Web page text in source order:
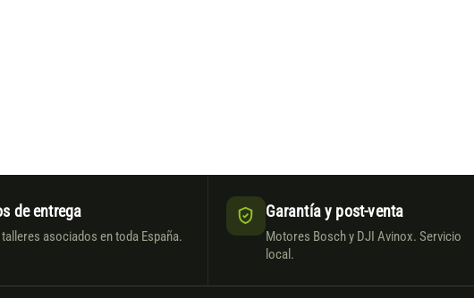
de entrega
talleres asociados en toda España.
Garantía y post-venta
Motores Bosch y DJI Avinox. Servicio
local.